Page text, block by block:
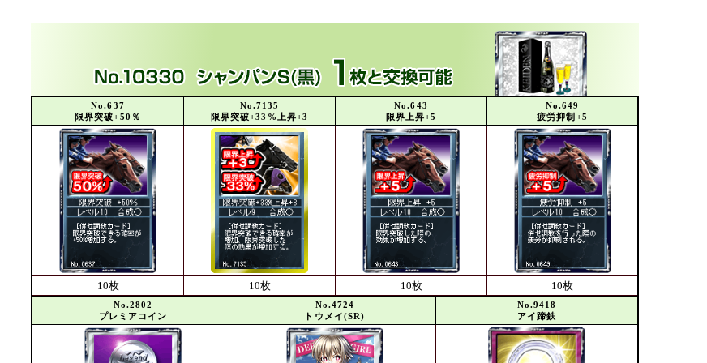
No.637
限界突破+50％
No.7135
限界突破+33%上昇+3
No.643
限界上昇+5
No.649
疲労抑制+5
10枚 10枚 10枚 10枚
No.2802
プレミアコイン
No.4724
トウメイ(SR)
No.9418
アイ蹄鉄